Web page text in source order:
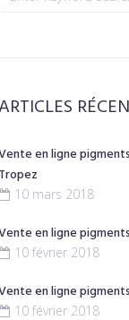
en ligne
Tropez
10 mars 2018
en ligne
10 février 2018
en ligne
10 février 2018